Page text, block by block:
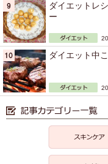
ダイエットレ
ー
ダイエット中